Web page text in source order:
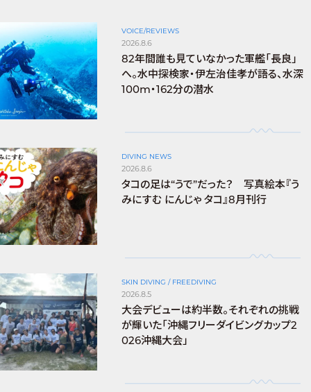
VOICE/REVIEWS
2026.8.6
82年間誰も見ていなかった軍艦「長良」
へ。水中探検家・伊左治佳孝が語る、水深
100m・162分の潜水
DIVING NEWS
2026.8.6
タコの足は“うで”だった？ 写真絵本『う
みにすむ にんじゃ タコ』8月刊行
SKIN DIVING / FREEDIVING
2026.8.5
大会デビューは約半数。それぞれの挑戦
が輝いた「沖縄フリーダイビングカップ2
026沖縄大会」